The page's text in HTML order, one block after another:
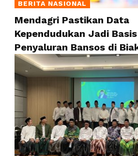
BERITA NASIONAL
Mendagri Pastikan Data
Kependudukan Jadi
Penyaluran Bansos di